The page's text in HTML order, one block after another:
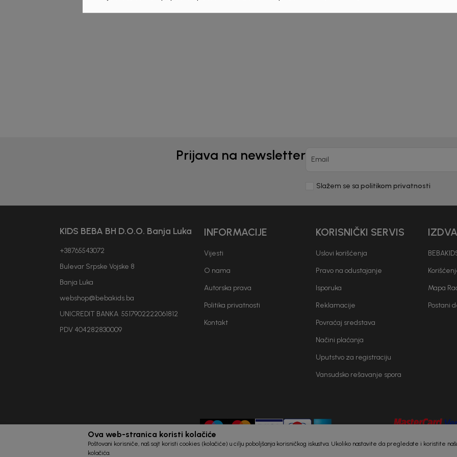
Prijava na newsletter Email
Slažem se sa politikom privatnosti
KIDS BEBA BH D.O.O. Banja Luka
+38765543072
Bulevar Srpske Vojske 8
Banja Luka
webshop@bebakids.ba
UNICREDIT BANKA 5517902222061812
PDV 404282830009
INFORMACIJE
Vijesti
O nama
Autorska prava
Politika privatnosti
Kontakt
KORISNIČKI SERVIS
Uslovi korišćenja
Pravo na odustajanje
Isporuka
Reklamacije
Povraćaj sredstava
Načini plaćanja
Uputstvo za registraciju
Vansudsko rešavanje spora
Mapa
Postani
Ova web-stranica koristi kolačiće
Poštovani korisniče, naš sajt koristi cookies (kolačiće) u cilju poboljšanja korisničkog iskustva. Ukoliko nastavite da pregledate i koristite
kolačića.